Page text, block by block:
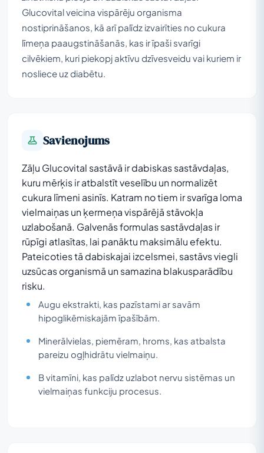
Glucovital veicina vispārēju organisma
nostiprināšanos, kā arī palīdz izvairīties no cukura
līmeņa paaugstināšanās, kas ir īpaši svarīgi
cilvēkiem, kuri piekopj aktīvu dzīvesveidu vai kuriem ir
nosliece uz diabētu.
Savienojums
Zāļu Glucovital sastāvā ir dabiskas sastāvdaļas,
kuru mērķis ir atbalstīt veselību un normalizēt
cukura līmeni asinīs. Katram no tiem ir svarīga loma
vielmaiņas un ķermeņa vispārējā stāvokļa
uzlabošanā. Galvenās formulas sastāvdaļas ir
rūpīgi atlasītas, lai panāktu maksimālu efektu.
Pateicoties tā dabiskajai izcelsmei, sastāvs viegli
uzsūcas organismā un samazina blakusparādību
risku.
Augu ekstrakti, kas pazīstami ar savām
hipoglikēmiskajām īpašībām.
Minerālvielas, piemēram, hroms, kas atbalsta
pareizu ogļhidrātu vielmaiņu.
B vitamīni, kas palīdz uzlabot nervu sistēmas un
vielmaiņas funkciju procesus.